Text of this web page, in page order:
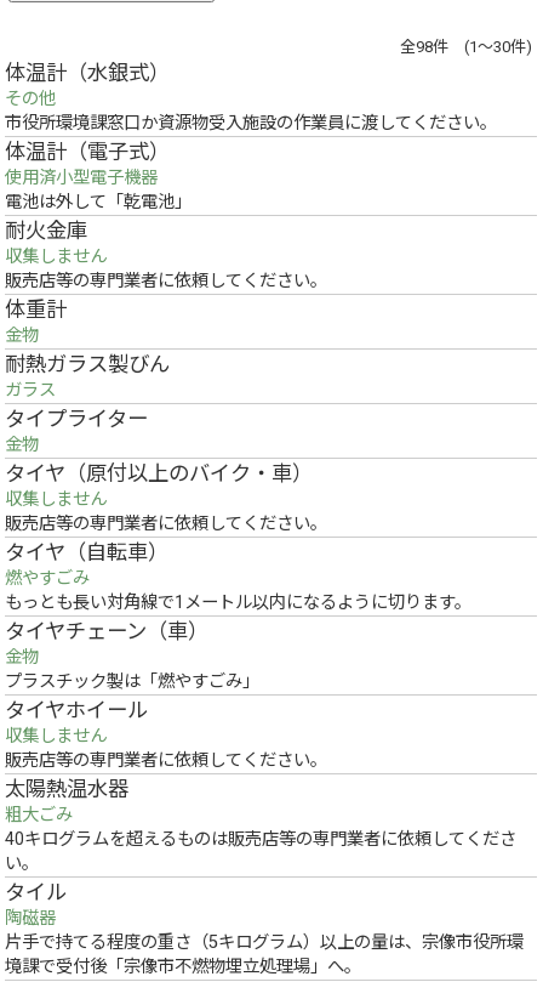
全98件 (1～30件)
体温計（水銀式）
その他
市役所環境課窓口か資源物受入施設の作業員に渡してください。
体温計（電子式）
使用済小型電子機器
電池は外して「乾電池」
耐火金庫
収集しません
販売店等の専門業者に依頼してください。
体重計
金物
耐熱ガラス製びん
ガラス
タイプライター
金物
タイヤ（原付以上のバイク・車）
収集しません
販売店等の専門業者に依頼してください。
タイヤ（自転車）
燃やすごみ
もっとも長い対角線で1メートル以内になるように切ります。
タイヤチェーン（車）
金物
プラスチック製は「燃やすごみ」
タイヤホイール
収集しません
販売店等の専門業者に依頼してください。
太陽熱温水器
粗大ごみ
40キログラムを超えるものは販売店等の専門業者に依頼してくださ
い。
タイル
陶磁器
片手で持てる程度の重さ（5キログラム）以上の量は、宗像市役所環
境課で受付後「宗像市不燃物埋立処理場」へ。